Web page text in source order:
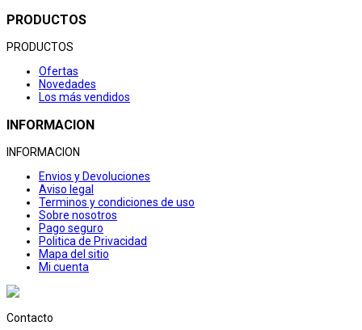
PRODUCTOS
PRODUCTOS
Ofertas
Novedades
Los más vendidos
INFORMACION
INFORMACION
Envios y Devoluciones
Aviso legal
Terminos y condiciones de uso
Sobre nosotros
Pago seguro
Politica de Privacidad
Mapa del sitio
Mi cuenta
Contacto